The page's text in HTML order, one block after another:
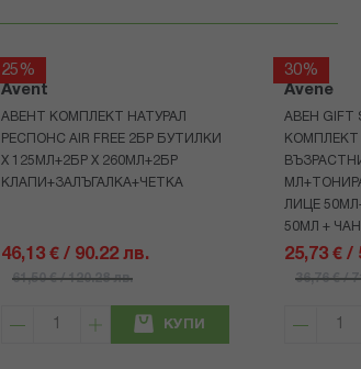
25%
Avent
АВЕНТ КОМПЛЕКТ НАТУРАЛ
РЕСПОНС AIR FREE 2БР БУТИЛКИ
Х 125МЛ+2БР Х 260МЛ+2БР
КЛАПИ+ЗАЛЪГАЛКА+ЧЕТКА
46,13 € / 90.22 лв.
61,50 € / 120.28 лв.
КУПИ
30%
Avene
АВЕН GIFT
КОМПЛЕКТ
ЛИЦЕ
50МЛ +
25,73 € /
36,76 € /